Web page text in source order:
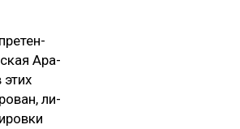
Ара­
ли­